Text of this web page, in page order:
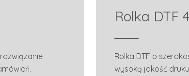
Rolka DTF
Rolka DTF o
wysoką jakość